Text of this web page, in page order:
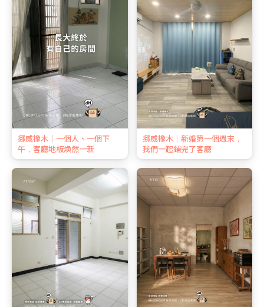
挪威橡木｜一個人、一個下
午，客廳地板煥然一新
挪威橡木｜新婚第一個週末，
我們一起鋪完了客廳